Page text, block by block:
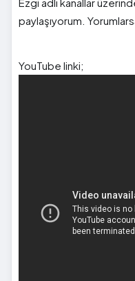
paylaşıyorum.
YouTube linki;